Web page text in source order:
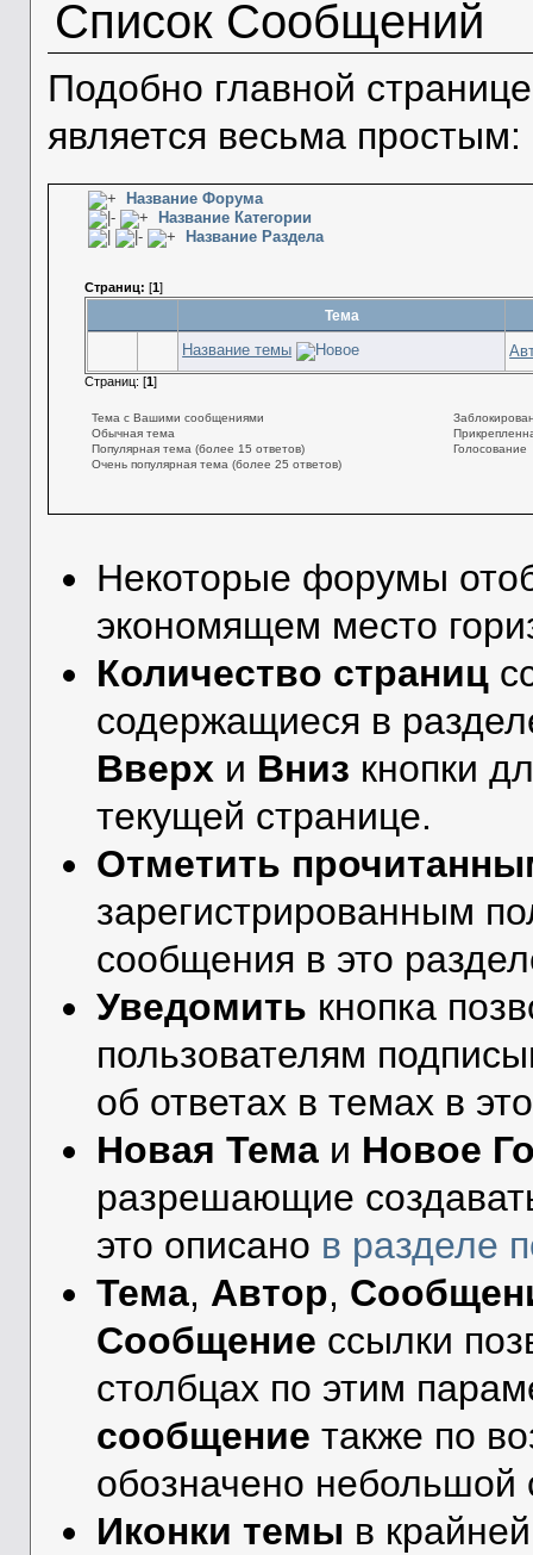
Список Сообщений
Подобно главной
является весьма простым:
Название Форума
Название Категории
Название Раздела
Страниц: [1]
Тема
Название темы
Страниц: [1]
Тема с Вашими сообщениями
Обычная тема
Популярная тема (более 15 ответов)
Очень популярная тема (более 25 ответов)
Голосование
Некоторые форумы
экономящем место
Количество страниц
содержащиеся в
Вверх и Вниз кнопки
текущей странице.
Отметить
зарегистрированным
сообщения в это
Уведомить кнопка
пользователям
об ответах в темах в
Новая Тема и Новое
разрешающие
это описано в разделе
Тема, Автор,
Сообщение ссылки
столбцах по этим
сообщение также по
обозначено небольшой
Иконки темы в